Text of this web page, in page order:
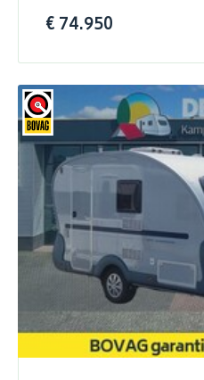
€ 74.950